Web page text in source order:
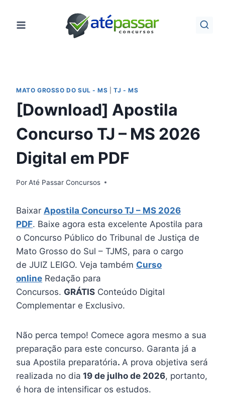
para
MATO GROSSO DO SUL - MS |TJ - MS
[Download] Apostila
Concurso TJ – MS 2026
Digital em PDF
PorAté Passar Concursos
Baixar Apostila Concurso TJ – MS 2026
PDF. Baixe agora esta excelente Apostila para
o Concurso Público do Tribunal de Justiça de
Mato Grosso do Sul – TJMS, para o cargo
de JUIZ LEIGO. Veja também Curso
online Redação para
Concursos. GRÁTIS Conteúdo Digital
Complementar e Exclusivo.
Não perca tempo! Comece agora mesmo a sua
preparação para este concurso. Garanta já a
sua Apostila preparatória. A prova objetiva será
realizada no dia 19 de julho de 2026, portanto,
é hora de intensificar os estudos.